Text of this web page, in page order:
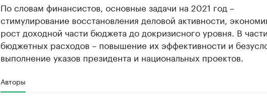
По словам финансистов, основные задачи на 2021 год –
стимулирование восстановления деловой активности,
рост доходной части бюджета до докризисного уровня. В части
бюджетных расходов – повышение их эффективности и
выполнение указов президента и национальных проектов.
Авторы